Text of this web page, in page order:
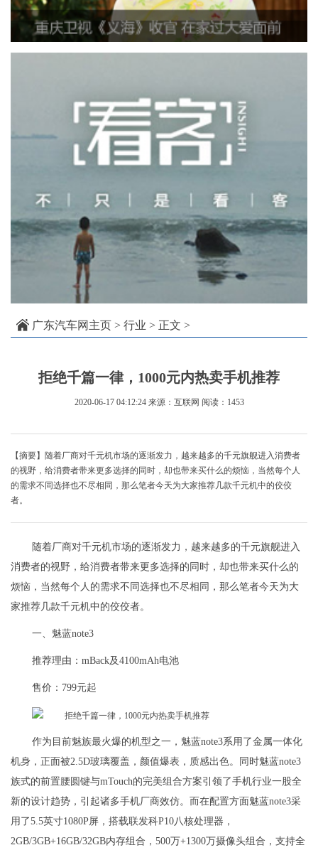
广东汽车网主页 > 行业 > 正文 >
拒绝千篇一律，1000元内热卖手机推荐
2020-06-17 04:12:24 来源：互联网 阅读：1453
【摘要】随着厂商对千元机市场的逐渐发力，越来越多的千元旗舰进入消费者
的视野，给消费者带来更多选择的同时，却也带来买什么的烦恼，当然每个人
的需求不同选择也不尽相同，那么笔者今天为大家推荐几款千元机中的佼佼
者。
随着厂商对千元机市场的逐渐发力，越来越多的千元旗舰进入
消费者的视野，给消费者带来更多选择的同时，却也带来买什么的
烦恼，当然每个人的需求不同选择也不尽相同，那么笔者今天为大
家推荐几款千元机中的佼佼者。
一、魅蓝note3
推荐理由：mBack及4100mAh电池
售价：799元起
作为目前魅族最火爆的机型之一，魅蓝note3系用了金属一体化
机身，正面被2.5D玻璃覆盖，颜值爆表，质感出色。同时魅蓝note3
族式的前置腰圆键与mTouch的完美组合方案引领了手机行业一股全
新的设计趋势，引起诸多手机厂商效仿。而在配置方面魅蓝note3采
用了5.5英寸1080P屏，搭载联发科P10八核处理器，
2GB/3GB+16GB/32GB内存组合，500万+1300万摄像头组合，支持全